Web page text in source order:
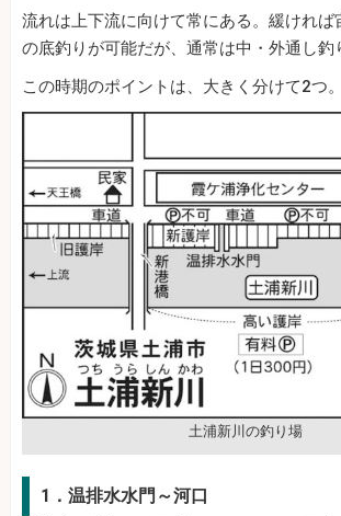
流れは上下流に向けて常にある。緩ければ
の底釣りが可能だが、通常は中・外通し釣
この時期のポイントは、大きく分けて2つ。
土浦新川の釣り場
1．温排水水門～河口